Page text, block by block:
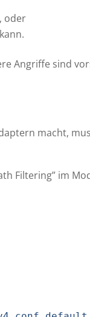
oder
Angriffe sind
macht,
Filtering” im